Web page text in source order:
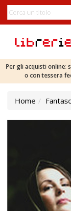
Per gli acquisti online:
o con tessera
Home